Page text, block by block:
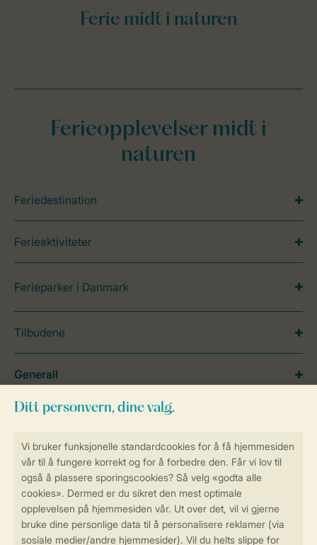
Sikker og rask online booking
Sikker datahåndtering
Ferieopplevelser midt i
naturen
Feriedestination
Ferieaktiviteter
Ferieparker i Danmark
Tilbudene
Generall
Service
Betalingsmuligheder